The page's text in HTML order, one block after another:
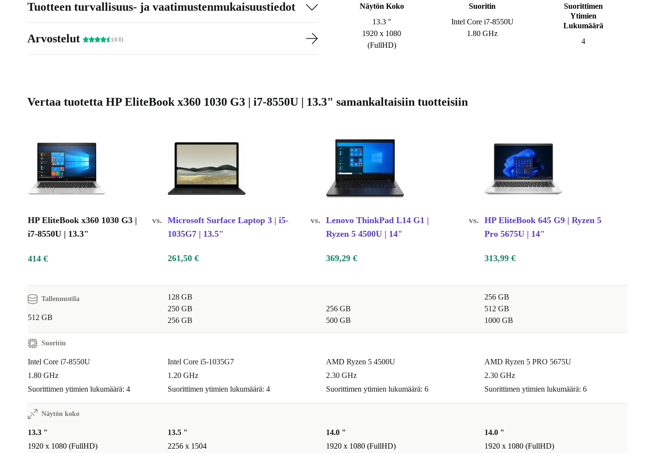
Näytön Koko
13.3 "
1920 x 1080
(FullHD)
Suoritin
Intel Core i7-8550U
1.80 GHz
Suorittimen
Ytimien
Lukumäärä
4
Tuotteen turvallisuus- ja vaatimustenmukaisuustiedot
Arvostelut (4.6)
Vertaa tuotetta HP EliteBook x360 1030 G3 | i7-8550U | 13.3" samankaltaisiin tuotteisiin
HP EliteBook x360 1030 G3 |
i7-8550U | 13.3"
vs. Microsoft Surface Laptop 3 | i5-
1035G7 | 13.5"
vs. Lenovo ThinkPad L14 G1 |
Ryzen 5 4500U | 14"
vs. HP EliteBook 645 G9 | Ryzen 5
Pro 5675U | 14"
414 € 261,50 € 369,29 € 313,99 €
Tallennustila
512 GB
128 GB
250 GB
256 GB
256 GB
500 GB
256 GB
512 GB
1000 GB
Suoritin
Intel Core i7-8550U
1.80 GHz
Suorittimen ytimien lukumäärä: 4
Intel Core i5-1035G7
1.20 GHz
Suorittimen ytimien lukumäärä: 4
AMD Ryzen 5 4500U
2.30 GHz
Suorittimen ytimien lukumäärä: 6
AMD Ryzen 5 PRO 5675U
2.30 GHz
Suorittimen ytimien lukumäärä: 6
Näytön koko
13.3 "
1920 x 1080 (FullHD)
13.5 "
2256 x 1504
14.0 "
1920 x 1080 (FullHD)
14.0 "
1920 x 1080 (FullHD)